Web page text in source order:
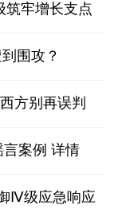
筑牢增长支点
围攻？
方别再误判
案例 详情
Ⅳ级应急响应